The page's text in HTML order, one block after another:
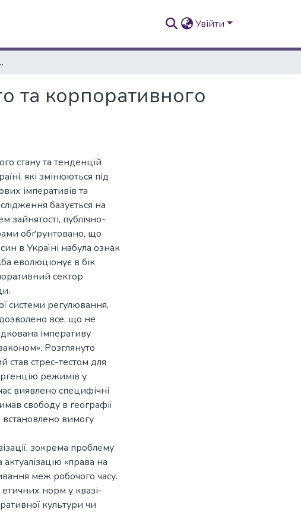
Увійти
управління
та корпоративного
стану та тенденцій
які змінюються під
імперативів та
базується на
зайнятості, публічно-
обґрунтовано, що
в Україні набула ознак
еволюціонує в бік
сектор
системи регулювання,
все, що не
імперативу
Розглянуто
став стрес-тестом для
режимів у
виявлено специфічні
свободу в географії
вимогу
зокрема проблему
актуалізацію «права на
меж робочого часу.
норм у квазі-
культури чи